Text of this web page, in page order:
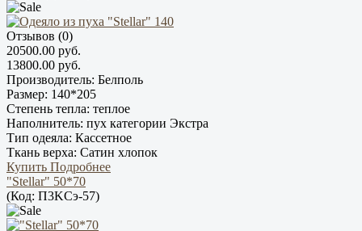
Отзывов (0)
20500.00 руб.
13800.00 руб.
Производитель: Белполь
Размер: 140*205
Степень тепла: теплое
Наполнитель: пух категории Экстра
Тип одеяла: Кассетное
Ткань верха: Сатин хлопок
Купить Подробнее
"Stellar" 50*70
(Код: П3KCэ-57)